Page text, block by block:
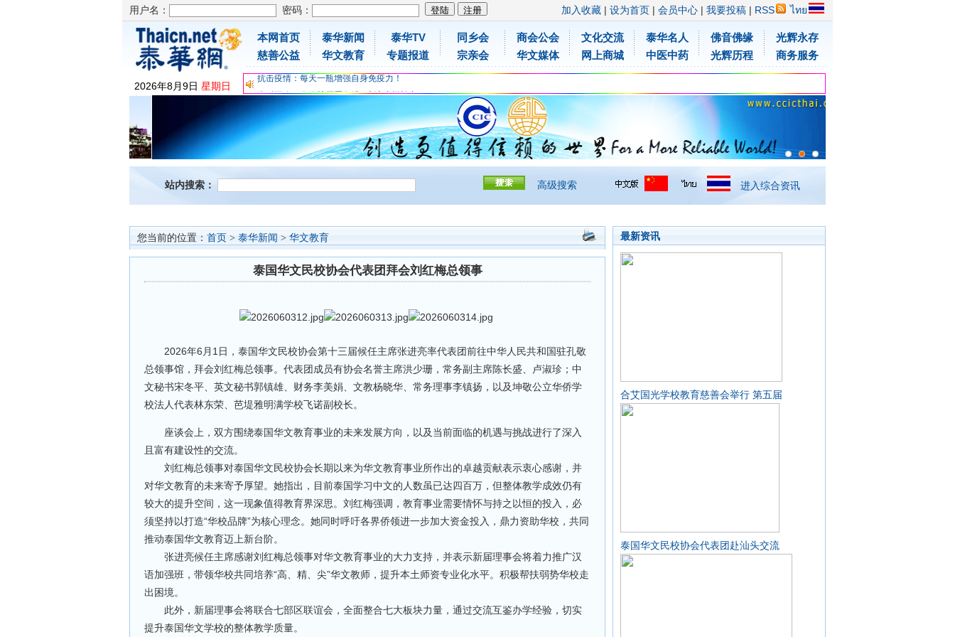
用户名： 密码： 加入收藏 | 设为首页 | 会员中心 | 我要投稿 | RSS ไทย
2026年8月9日 星期日
本网首页
慈善公益
泰华新闻
华文教育
泰华TV
专题报道
同乡会
宗亲会
商会公会
华文媒体
文化交流
网上商城
泰华名人
中医中药
佛音佛缘
光辉历程
光辉永存
商务服务
为时不晚，人体胶原蛋白维C应该这样补充
关爱儿童健康，免费领取日本原装尤妮佳超立体儿童防飞沫口罩
抗击疫情：每天一瓶增强自身免疫力！
为时不晚，人体胶原蛋白维C应该这样补充
关爱儿童健康，免费领取日本原装尤妮佳超立体儿童防飞沫口罩
抗击疫情：每天一瓶增强自身免疫力！
站内搜索： 高级搜索 进入综合资讯
您当前的位置： 首页 > 泰华新闻 > 华文教育
泰国华文民校协会代表团拜会刘红梅总领事
2026年6月1日，泰国华文民校协会第十三届候任主席张进亮率代表团前往中华人民共和国驻孔敬
总领事馆，拜会刘红梅总领事。代表团成员有协会名誉主席洪少珊，常务副主席陈长盛、卢淑珍；中
文秘书宋冬平、英文秘书郭镇雄、财务李美娟、文教杨晓华、常务理事李镇扬，以及坤敬公立华侨学
校法人代表林东荣、芭堤雅明满学校飞诺副校长。
座谈会上，双方围绕泰国华文教育事业的未来发展方向，以及当前面临的机遇与挑战进行了深入
且富有建设性的交流。
刘红梅总领事对泰国华文民校协会长期以来为华文教育事业所作出的卓越贡献表示衷心感谢，并
对华文教育的未来寄予厚望。她指出，目前泰国学习中文的人数虽已达四百万，但整体教学成效仍有
较大的提升空间，这一现象值得教育界深思。刘红梅强调，教育事业需要情怀与持之以恒的投入，必
须坚持以打造“华校品牌”为核心理念。她同时呼吁各界侨领进一步加大资金投入，鼎力资助华校，共同
推动泰国华文教育迈上新台阶。
张进亮候任主席感谢刘红梅总领事对华文教育事业的大力支持，并表示新届理事会将着力推广汉
语加强班，带领华校共同培养“高、精、尖”华文教师，提升本土师资专业化水平。积极帮扶弱势华校走
出困境。
此外，新届理事会将联合七部区联谊会，全面整合七大板块力量，通过交流互鉴办学经验，切实
提升泰国华文学校的整体教学质量。
最新资讯
合艾国光学校教育慈善会举行 第五届
泰国华文民校协会代表团赴汕头交流